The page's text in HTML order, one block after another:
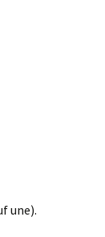
une).